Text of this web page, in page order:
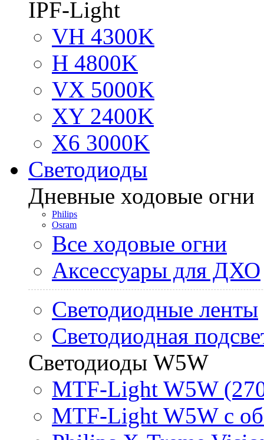
IPF-Light
VH 4300K
H 4800K
VX 5000K
XY 2400K
X6 3000K
Светодиоды
Дневные ходовые огни
Philips
Osram
Все ходовые огни
Аксессуары для ДХО
Светодиодные ленты
Светодиодная
Светодиоды W5W
MTF-Light W5W
MTF-Light W5W с